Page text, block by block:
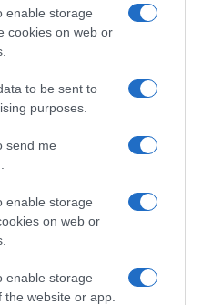
enable storage
cookies on web or
to be sent to
purposes.
send me
enable storage
on web or
enable storage
website or app.
fiatalabb férfit választ